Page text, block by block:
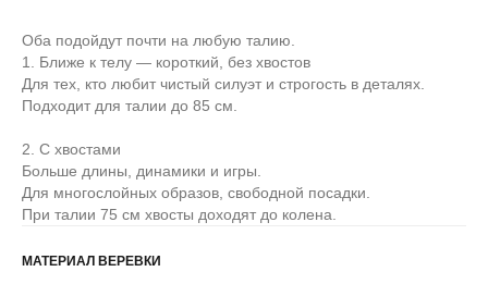
Оба подойдут почти на любую талию.
1. Ближе к телу — короткий, без хвостов
Для тех, кто любит чистый силуэт и строгость в деталях.
Подходит для талии до 85 см.
2. С хвостами
Больше длины, динамики и игры.
Для многослойных образов, свободной посадки.
При талии 75 см хвосты доходят до колена.
МАТЕРИАЛ ВЕРЕВКИ